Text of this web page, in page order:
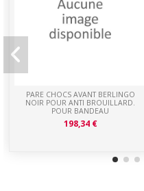
PARE CHOCS AVANT BERLINGO
NOIR POUR ANTI BROUILLARD.
POUR BANDEAU
198,34 €